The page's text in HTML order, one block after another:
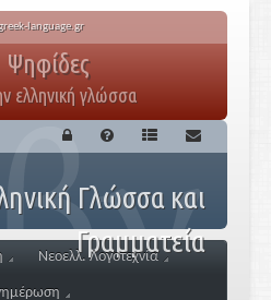
language.gr
Ψηφίδες
ελληνική γλώσσα
Γλώσσα και
Γραμματεία
Νεοελλ. Λογοτεχνία